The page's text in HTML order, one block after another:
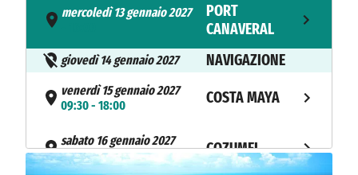
mercoledì 13 gennaio 2027
PORT
CANAVERAL
giovedì 14 gennaio 2027 NAVIGAZIONE
venerdì 15 gennaio 2027
09:30 - 18:00
COSTA MAYA
sabato 16 gennaio 2027
07:00 - 17:00
COZUMEL